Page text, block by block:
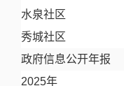
水泉社区
秀城社区
政府信息公开年报
2025年